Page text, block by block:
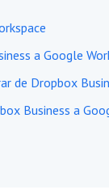
a Google
de Dropbox
Business a